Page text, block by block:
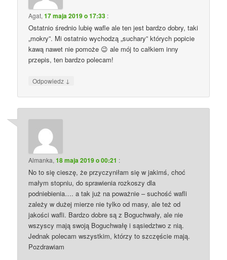
Agat,17 maja 2019 o 17:33 :
Ostatnio średnio lubię wafle ale ten jest bardzo dobry, taki
„mokry”. Mi ostatnio wychodzą „suchary” których popicie
kawą nawet nie pomoże 😉 ale mój to całkiem inny
przepis, ten bardzo polecam!
Odpowiedz ↓
Almanka,18 maja 2019 o 00:21 :
No to się cieszę, że przyczyniłam się w jakimś, choć
małym stopniu, do sprawienia rozkoszy dla
podniebienia…. a tak już na poważnie – suchość wafli
zależy w dużej mierze nie tylko od masy, ale też od
jakości wafli. Bardzo dobre są z Boguchwały, ale nie
wszyscy mają swoją Boguchwałę i sąsiedztwo z nią.
Jednak polecam wszystkim, którzy to szczęście mają.
Pozdrawiam